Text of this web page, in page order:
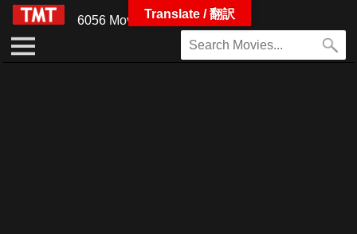
6056 MoviesTranslate / 翻訳